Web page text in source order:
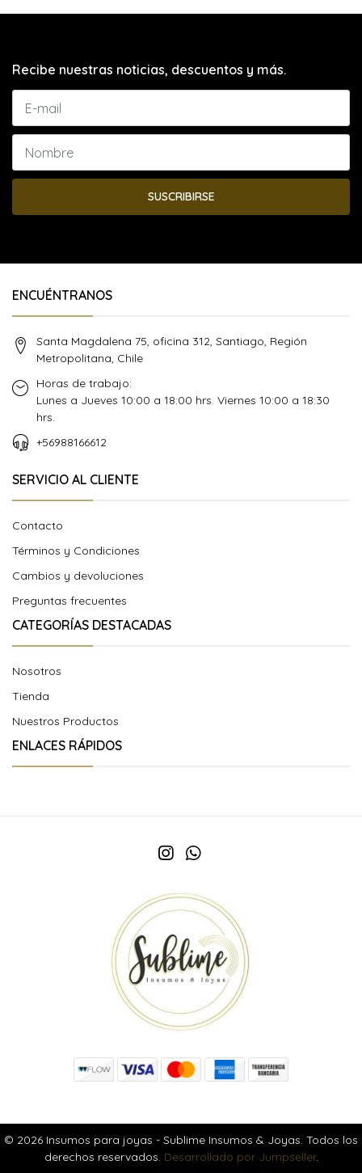
Recibe nuestras noticias, descuentos y más.
SUSCRIBIRSE
ENCUÉNTRANOS
Santa Magdalena 75, oficina 312, Santiago, Región
Metropolitana, Chile
Horas de trabajo:
Lunes a Jueves 10:00 a 18:00 hrs. Viernes 10:00 a 18:30
hrs.
+56988166612
SERVICIO AL CLIENTE
Contacto
Términos y Condiciones
Cambios y devoluciones
Preguntas frecuentes
CATEGORÍAS DESTACADAS
Nosotros
Tienda
Nuestros Productos
ENLACES RÁPIDOS
© 2026 Insumos para joyas - Sublime Insumos & Joyas. Todos los
derechos reservados. Desarrollado por Jumpseller.